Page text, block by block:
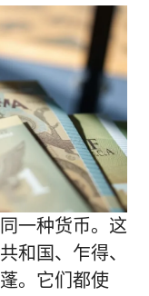
一种货币。这
和国、乍得、
。它们都使